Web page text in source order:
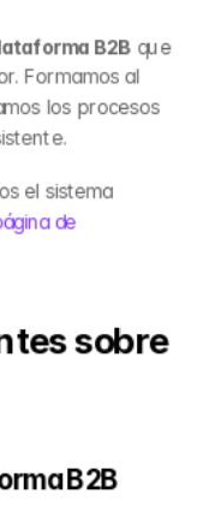
B2B que
Formamos al
los procesos
el sistema
de
sobre
B2B